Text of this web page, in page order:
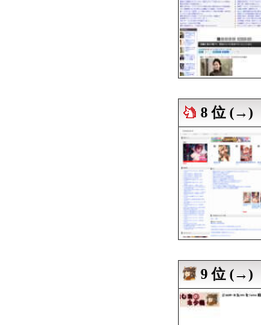
08/09 20:18
08/09 20:18
08/09 20:18
08/09 20:16
08/09 20:15
08/09 20:15
08/09 20:15
08/09 20:15
08/09 20:14
08/09 20:12
08/09 20:12
08/09 20:12
08/09 20:12
08/09 20:11
08/09 20:11
08/09 20:10
08/09 20:10
8 位 (→)
9 位 (→)